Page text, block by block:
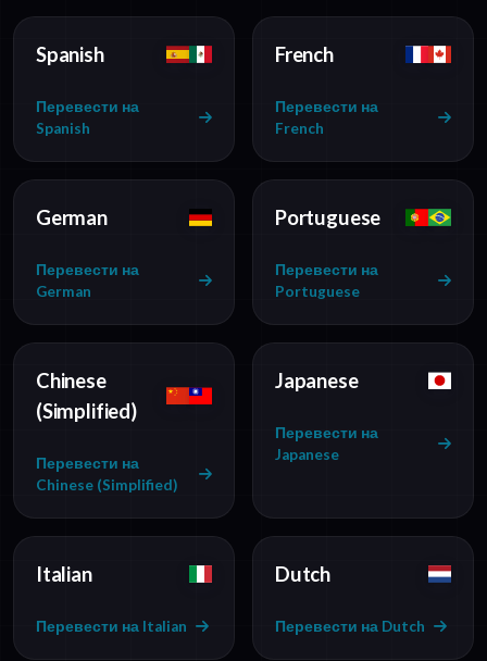
Spanish
Перевести на
Spanish
French
Перевести на
French
German
Перевести на
German
Portuguese
Перевести на
Portuguese
Chinese
(Simplified)
Перевести на
Chinese (Simplified)
Japanese
Перевести на
Japanese
Italian
Перевести на Italian
Dutch
Перевести на Dutch